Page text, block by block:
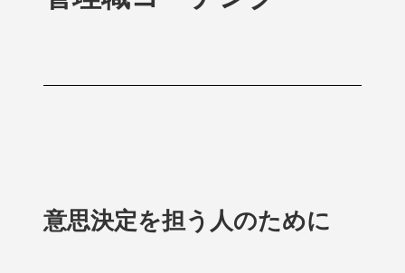
意思決定を担う人のために